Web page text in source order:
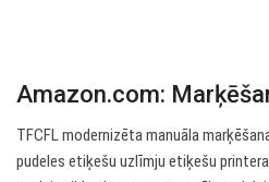
Amazon.com:
TFCFL modernizēta manuāla
pudeles etiķešu uzlīmju etiķešu